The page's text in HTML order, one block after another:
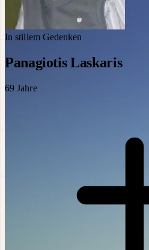
In stillem Gedenken
Panagiotis Laskaris
69 Jahre